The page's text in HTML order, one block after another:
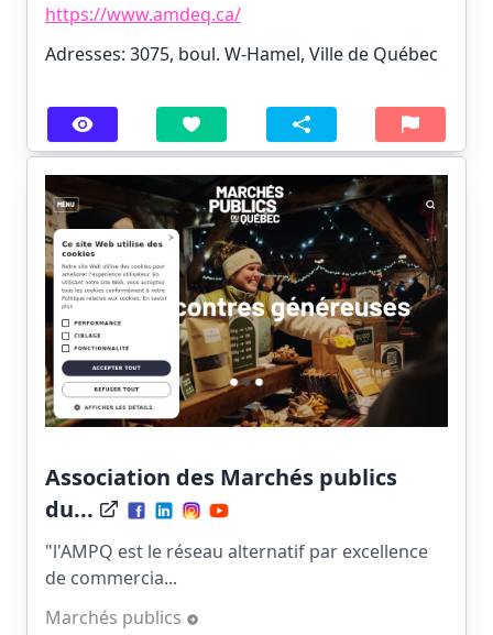
https://www.amdeq.ca/
Adresses: 3075, boul. W-Hamel, Ville de Québec
Association des Marchés publics
du...
"l'AMPQ est le réseau alternatif par excellence
de commercia...
Marchés publics